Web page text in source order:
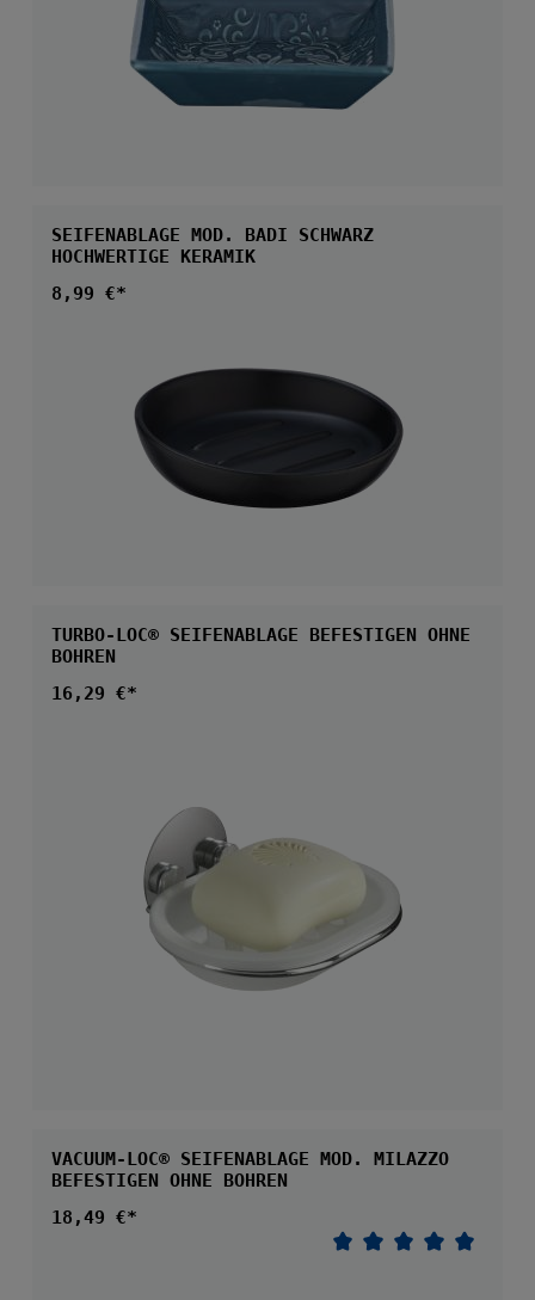
SEIFENABLAGE MOD. BADI SCHWARZ
HOCHWERTIGE KERAMIK
Regulärer Preis:
8,99 €*
TURBO-LOC® SEIFENABLAGE BEFESTIGEN OHNE
BOHREN
Regulärer Preis:
16,29 €*
VACUUM-LOC® SEIFENABLAGE MOD. MILAZZO
BEFESTIGEN OHNE BOHREN
Regulärer Preis:
18,49 €*